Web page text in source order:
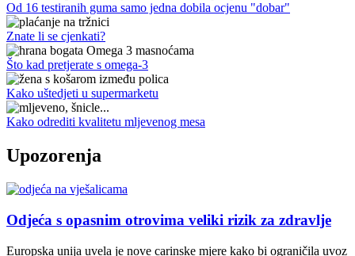
Od 16 testiranih guma samo jedna dobila ocjenu "dobar"
Znate li se cjenkati?
Što kad pretjerate s omega-3
Kako uštedjeti u supermarketu
Kako odrediti kvalitetu mljevenog mesa
Upozorenja
Odjeća s opasnim otrovima veliki rizik za zdravlje
Europska unija uvela je nove carinske mjere kako bi ograničila uvoz